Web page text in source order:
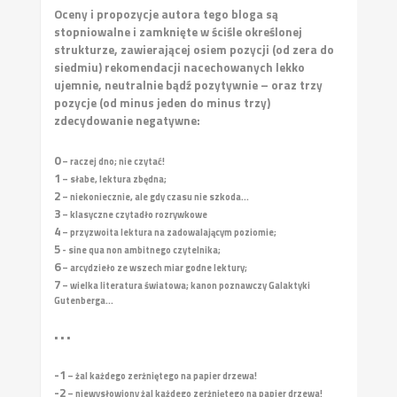
Oceny i propozycje autora tego bloga są
stopniowalne i zamknięte w ściśle określonej
strukturze, zawierającej osiem pozycji (od zera do
siedmiu) rekomendacji nacechowanych lekko
ujemnie, neutralnie bądź pozytywnie – oraz trzy
pozycje (od minus jeden do minus trzy)
zdecydowanie negatywne:
0– raczej dno; nie czytać!
1 – słabe, lektura zbędna;
2– niekoniecznie, ale gdy czasu nie szkoda...
3– klasyczne czytadło rozrywkowe
4– przyzwoita lektura na zadowalającym poziomie;
5- sine qua non ambitnego czytelnika;
6– arcydzieło ze wszech miar godne lektury;
7– wielka literatura światowa; kanon poznawczy Galaktyki
Gutenberga...
• • •
-1 – żal każdego zerżniętego na papier drzewa!
-2– niewysłowiony żal każdego zerżniętego na papier drzewa!